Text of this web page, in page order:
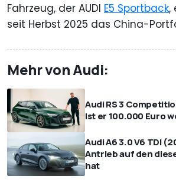
Fahrzeug, der AUDI E5 Sportback,
seit Herbst 2025 das China-
Mehr von Audi:
Audi RS 3
Ist er 100.000 Euro
Audi A6 3.0 V6 TDI
Antrieb auf den
hat